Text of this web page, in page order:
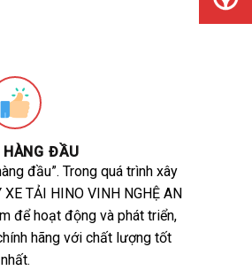
ĐẦU
đầu”. Trong quá trình xây
TẢI HINO VINH NGHỆ AN
để hoạt động và phát triển,
hãng với chất lượng tốt
nhất.